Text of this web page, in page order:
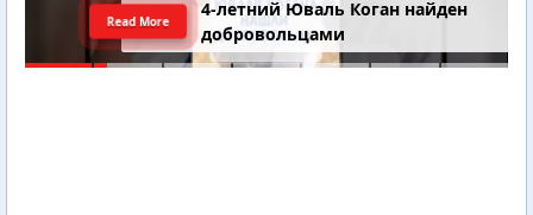
4-летний Юваль Коган найден
добровольцами
Read More